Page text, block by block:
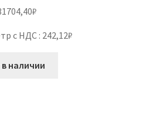
₽
с НДС : 242,12₽
в наличии